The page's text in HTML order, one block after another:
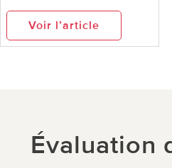
Voir l’article
Évaluation